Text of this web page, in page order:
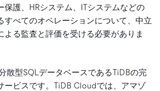
保護、HRシステム、ITシステムなどの
すべてのオペレーションについて、中立
よる監査と評価を受ける必要がありま
散型SQLデータベースであるTiDBの完
ービスです。TiDB Cloudでは、アマゾ